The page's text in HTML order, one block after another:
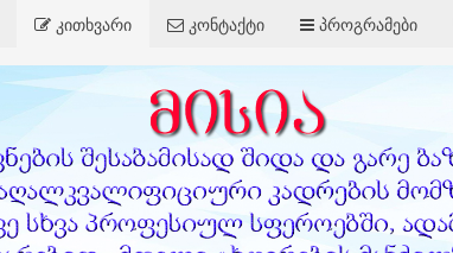
კითხვარი კონტაქტი პროგრამები